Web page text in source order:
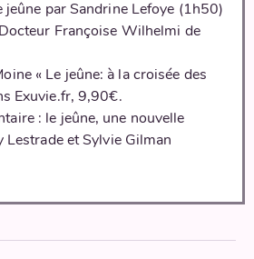
par Sandrine Lefoye (1h50)
Françoise Wilhelmi de
« Le jeûne: à la croisée des
Exuvie.fr, 9,90€.
: le jeûne, une nouvelle
Lestrade et Sylvie Gilman